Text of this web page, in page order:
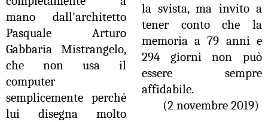
mano dall'architetto
Pasquale Arturo
Gabbaria Mistrangelo,
che non usa il
computer
semplicemente perché
lui disegna molto
la svista, ma invito a
tener conto che la
memoria a 79 anni e
294 giorni non può
essere sempre
affidabile.
(2 novembre 2019)